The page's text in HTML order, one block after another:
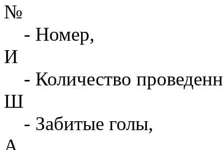
№
- Номер,
И
- Количество
Ш
- Забитые голы,
А